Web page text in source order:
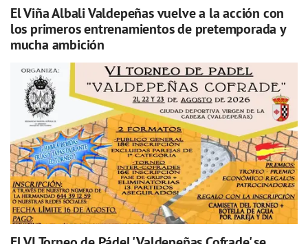
El Viña Albali Valdepeñas vuelve a la acción con
los primeros entrenamientos de pretemporada y
mucha ambición